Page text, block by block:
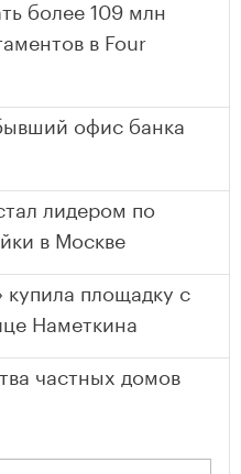
более 109 млн
в Four
офис банка
лидером по
в Москве
купила площадку с
Наметкина
частных домов